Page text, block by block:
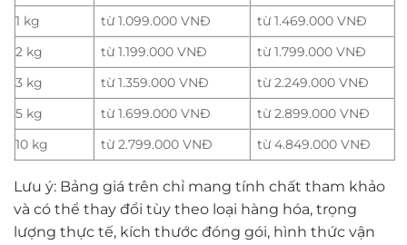
1 kg
từ 1.099.000 VNĐ
từ 1.469.000 VNĐ
2 kg
từ 1.199.000 VNĐ
từ 1.799.000 VNĐ
3 kg
từ 1.359.000 VNĐ
từ 2.249.000 VNĐ
5 kg
từ 1.699.000 VNĐ
từ 2.899.000 VNĐ
10 kg
từ 2.799.000 VNĐ từ 4.849.000 VNĐ
Lưu ý: Bảng giá trên chỉ mang tính chất tham khảo
và có thể thay đổi tùy theo loại hàng hóa, trọng
lượng thực tế, kích thước đóng gói, hình thức vận